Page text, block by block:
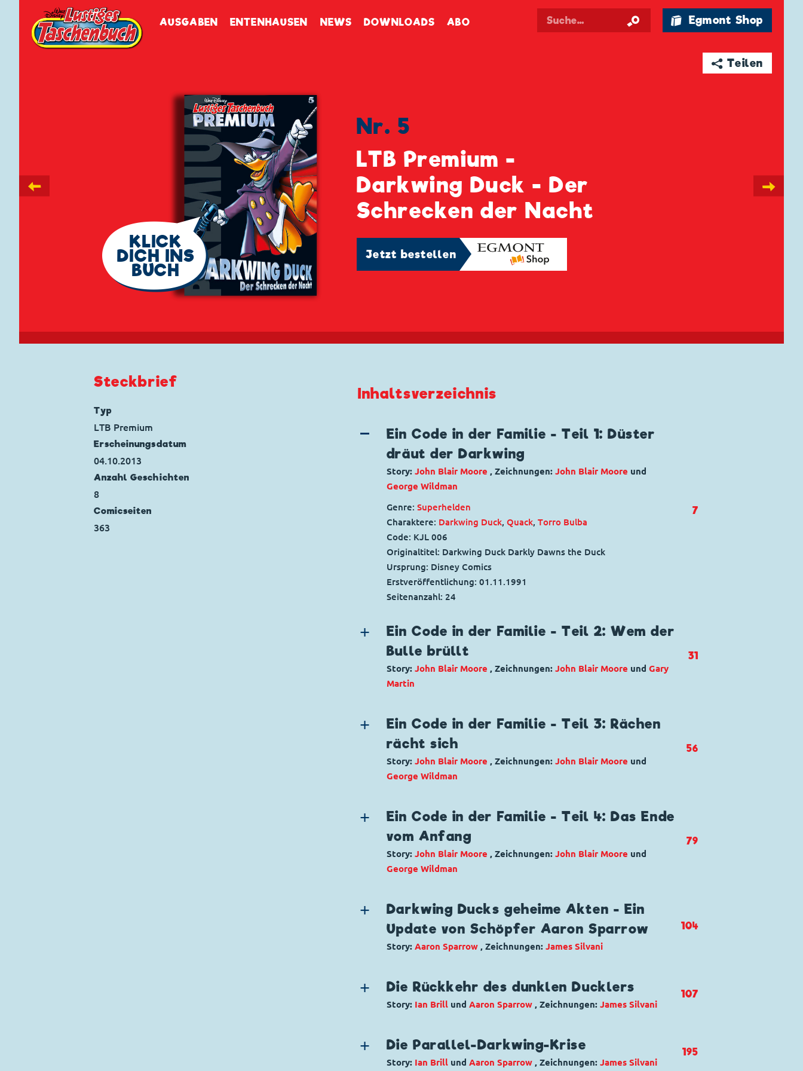
AUSGABEN ENTENHAUSEN NEWS DOWNLOADS ABO 🛍 Egmont Shop
➦ Teilen
←
🗨
KLICK
DICH INS
BUCH
Nr. 5
LTB Premium -
Darkwing Duck - Der
Schrecken der Nacht
Jetzt bestellen
→
Inhaltsverzeichnis
Ein Code in der Familie - Teil 1: Düster
dräut der Darkwing
Story: John Blair Moore , Zeichnungen: John Blair Moore und
George Wildman
Genre: Superhelden
Charaktere: Darkwing Duck, Quack, Torro Bulba
Code: KJL 006
Originaltitel: Darkwing Duck Darkly Dawns the Duck
Ursprung: Disney Comics
Erstveröffentlichung: 01.11.1991
Seitenanzahl: 24
7
Ein Code in der Familie - Teil 2: Wem der
Bulle brüllt
Story: John Blair Moore , Zeichnungen: John Blair Moore und Gary
Martin
Charaktere:Darkwing Duck,Kiki Erpel Quack ,Torro Bulba
Originaltitel: Darkwing Duck For Whom the Bull Toils!
Ursprung: Disney Comics
Erstveröffentlichung:
31
Ein Code in der Familie - Teil 3: Rächen
rächt sich
Story: John Blair Moore , Zeichnungen: John Blair Moore und
George Wildman
Charaktere:Darkwing Duck,Kiki Erpel Quack ,Torro Bulba
Originaltitel: Darkwing Duck Fowl Play!
Ursprung: Disney Comics
Erstveröffentlichung:
56
Ein Code in der Familie - Teil 4: Das Ende
vom Anfang
Story: John Blair Moore , Zeichnungen: John Blair Moore und
George Wildman
Charaktere:Darkwing Duck ,Kiki Erpel,Quack,Torro Bulba
Code: KJL 009
Originaltitel: Darkwing Duck The End of the Beginning!
Ursprung: Disney Comics
Seitenanzahl: 25
79
Darkwing Ducks geheime Akten - Ein
Update von Schöpfer Aaron Sparrow
Story: Aaron Sparrow, Zeichnungen: James Silvani
Charaktere:Alfred Wirrfuß ,Darkwing Duck ,Fiesoduck, Kiki Erpel
Buxbaum
Quackerjack
Seitenanzahl: 3
104
Die Rückkehr des dunklen Ducklers
Story: Ian Brillund Aaron Sparrow, Zeichnungen: James Silvani
Charaktere: Alfred Wirrfuß,Dagobert Duck,Daniel Düsentrieb
Helferlein
107
Die Parallel-Darkwing-Krise
Story: Ian Brillund Aaron Sparrow, Zeichnungen: James Silvani
195
Steckbrief
Typ
LTB Premium
Erscheinungs­datum
04.10.2013
Anzahl Geschichten
8
Comicseiten
363